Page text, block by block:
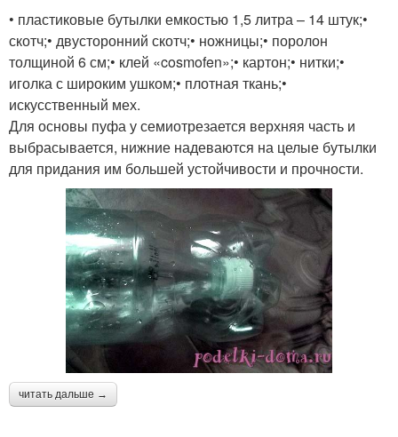
• пластиковые бутылки емкостью 1,5 литра – 14 штук;•
скотч;• двусторонний скотч;• ножницы;• поролон
толщиной 6 см;• клей «cosmofen»;• картон;• нитки;•
иголка с широким ушком;• плотная ткань;•
искусственный мех.
Для основы пуфа у семиотрезается верхняя часть и
выбрасывается, нижние надеваются на целые бутылки
для придания им большей устойчивости и прочности.
читать дальше →